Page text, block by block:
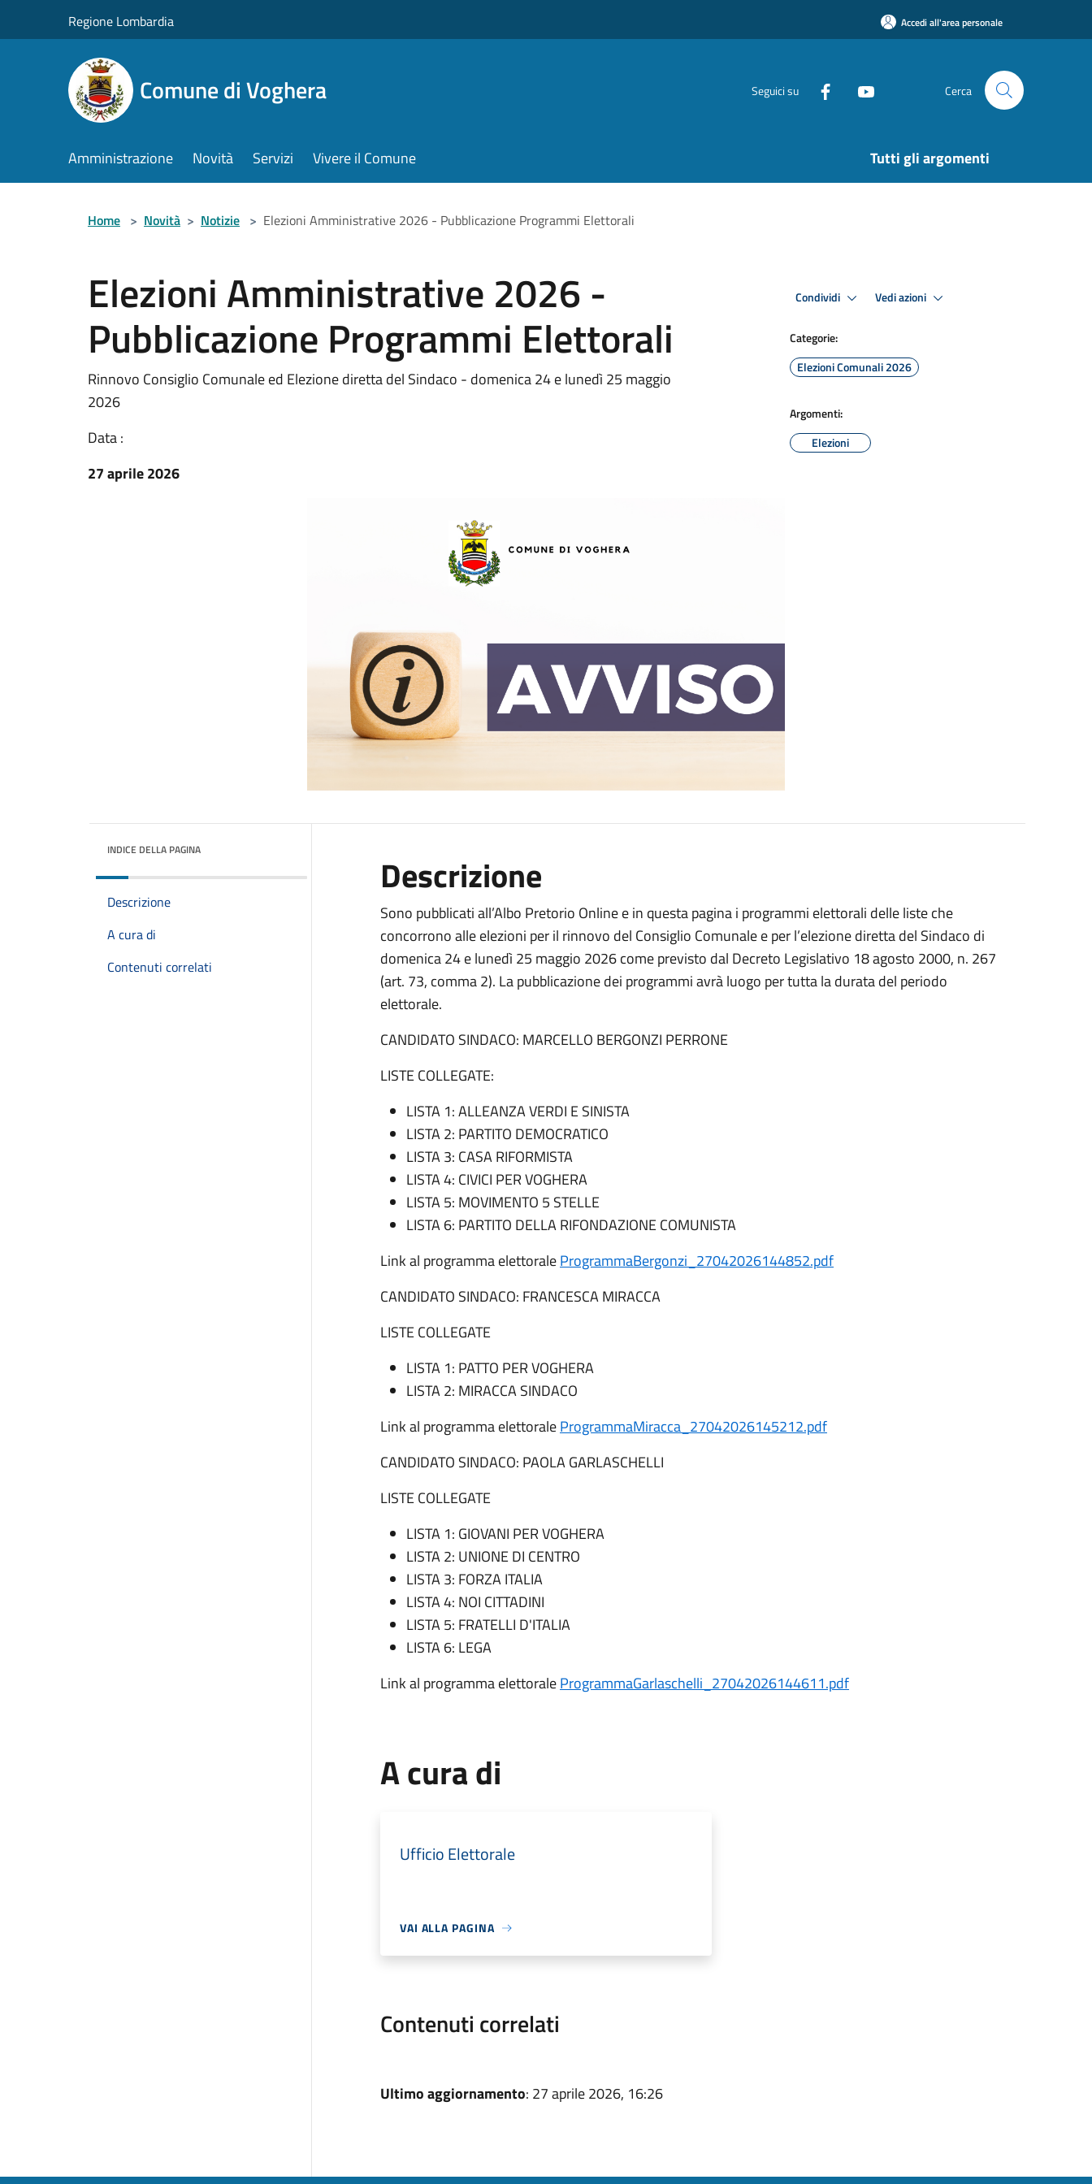
Regione Lombardia Accedi all'area personale
Comune di Voghera Seguici su Cerca
Amministrazione Novità Servizi Vivere il Comune Tutti gli argomenti
Home > Novità > Notizie > Elezioni Amministrative 2026 - Pubblicazione Programmi Elettorali
Elezioni Amministrative 2026 -
Pubblicazione Programmi Elettorali
Rinnovo Consiglio Comunale ed Elezione diretta del Sindaco - domenica 24 e lunedì 25 maggio
2026
Data :
27 aprile 2026
Condividi Vedi azioni
Categorie:
Elezioni Comunali 2026
Argomenti:
Elezioni
INDICE DELLA PAGINA
Descrizione
A cura di
Contenuti correlati
Descrizione
Sono pubblicati all’Albo Pretorio Online e in questa pagina i programmi elettorali delle liste che
concorrono alle elezioni per il rinnovo del Consiglio Comunale e per l’elezione diretta del Sindaco di
domenica 24 e lunedì 25 maggio 2026 come previsto dal Decreto Legislativo 18 agosto 2000, n. 267
(art. 73, comma 2). La pubblicazione dei programmi avrà luogo per tutta la durata del periodo
elettorale.
CANDIDATO SINDACO: MARCELLO BERGONZI PERRONE
LISTE COLLEGATE:
LISTA 1: ALLEANZA VERDI E SINISTA
LISTA 2: PARTITO DEMOCRATICO
LISTA 3: CASA RIFORMISTA
LISTA 4: CIVICI PER VOGHERA
LISTA 5: MOVIMENTO 5 STELLE
LISTA 6: PARTITO DELLA RIFONDAZIONE COMUNISTA
Link al programma elettoraleProgrammaBergonzi_27042026144852.pdf
CANDIDATO SINDACO: FRANCESCA MIRACCA
LISTE COLLEGATE
LISTA 1: PATTO PER VOGHERA
LISTA 2: MIRACCA SINDACO
Link al programma elettoraleProgrammaMiracca_27042026145212.pdf
CANDIDATO SINDACO: PAOLA GARLASCHELLI
LISTE COLLEGATE
LISTA 1: GIOVANI PER VOGHERA
LISTA 2: UNIONE DI CENTRO
LISTA 3: FORZA ITALIA
LISTA 4: NOI CITTADINI
LISTA 5: FRATELLI D'ITALIA
LISTA 6: LEGA
Link al programma elettoraleProgrammaGarlaschelli_27042026144611.pdf
A cura di
Ufficio Elettorale
VAI ALLA PAGINA
Contenuti correlati
Ultimo aggiornamento: 27 aprile 2026, 16:26